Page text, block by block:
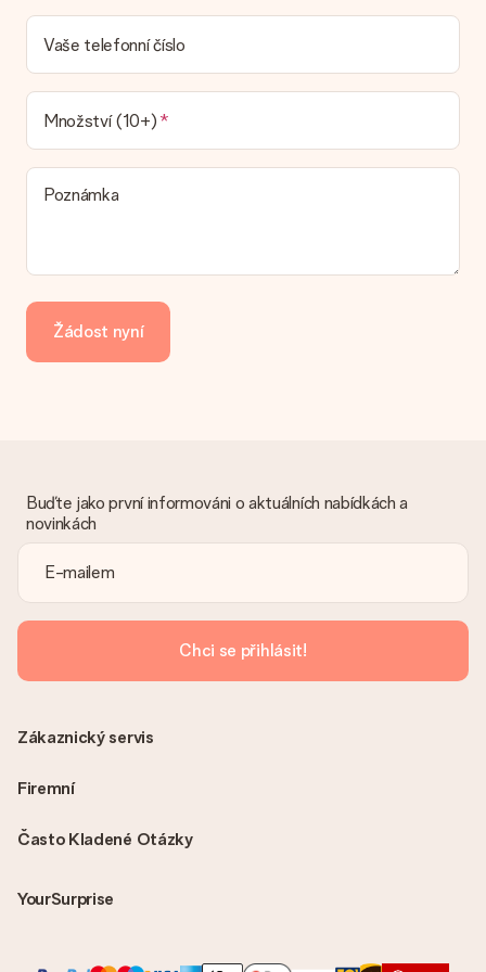
Jaká je dodací lhůta a kdy dostávám dárek?
Dodací lhůtu naleznete na stránce produktu. Můžete věřit, že
náš dopravce vám dodá váš dárek.
Jaké možnosti doručení si mohu vybrat?
V současné době není možné zvolit možnost doručení. Dárek,
který chcete objednat, je buď odeslán jako balíček nebo jako
doručování poštovní schránky. Chcete vědět, na kterou
možnost spadá vaše objednávka? Kontaktujte prosím náš
zákaznický servis.
Jak mohu zaplatit objednávku?
kartu, fakturu přes Klarna nebo ruční převod. V případě ručního
převodu platby prosím vezměte v úvahu dodací lhůtu 3 dny
navíc.
vhodné řešení.
Je faktura odeslána spolu s objednávkou?
vždy v potvrzovacím e-mailu a vždy ji najdete ve svém účtu
MySurprise. To znamená, že můžete dar doručit přímo
příjemci, což je opravdovým překvapením!
Vaše telefonní číslo
Množství (10+)
Poznámka
Žádost nyní
Buďte jako první informováni o aktuálních nabídkách a
novinkách
Chci se přihlásit!
Často Kladené Otázky
YourSurprise
Zákaznický servis
Firemní